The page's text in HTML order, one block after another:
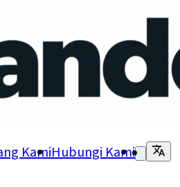
KamiHubungi Kami